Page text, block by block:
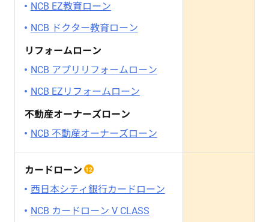
NCB EZ教育ローン
NCB ドクター教育ローン
リフォームローン
NCB アプリリフォームローン
NCB EZリフォームローン
不動産オーナーズローン
NCB 不動産オーナーズローン
カードローン 12
西日本シティ銀行カードローン
NCB カードローン V CLASS